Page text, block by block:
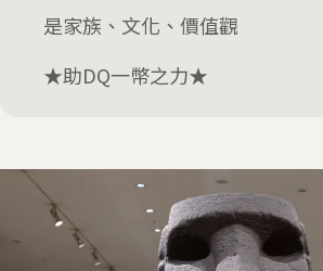
是家族、文化、價值觀
★助DQ一幣之力★